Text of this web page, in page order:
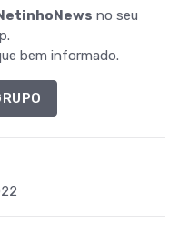
no seu
bem informado.